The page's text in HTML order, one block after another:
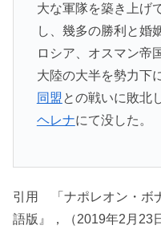
大な軍隊を築き上げ
し、幾多の勝利と婚
ロシア、オスマン帝
大陸の大半を勢力下
同盟 との戦いに敗北
ヘレナにて没した。
引用 「ナポレオン・ボ
語版』，（2019年2月23